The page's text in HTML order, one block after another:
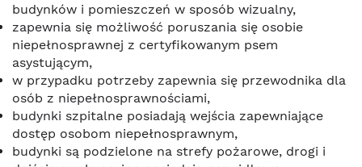
budynków i pomieszczeń w sposób wizualny,
zapewnia się możliwość poruszania się osobie
niepełnosprawnej z certyfikowanym psem
asystującym,
w przypadku potrzeby zapewnia się przewodnika dla
osób z niepełnosprawnościami,
budynki szpitalne posiadają wejścia zapewniające
dostęp osobom niepełnosprawnym,
budynki są podzielone na strefy pożarowe, drogi i